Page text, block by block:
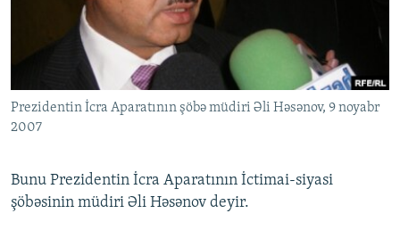
İNFOQRAFIKA
KARIKATURA
AZƏRBAYCAN ƏDƏBIYYATI KITABXANASI
İSLAM VƏ DEMOKRATIYA
İZ - MƏDƏNIYYƏT PROQRAMI
MISSIYAMIZ
PEŞƏ ETIKASI VƏ JURNALISTIKA STANDARTLARIMIZ
MATERIALLARIMIZDAN ISTIFADƏ
AZADLIQRADIOSU MOBIL TELEFONUNUZDA
XƏBƏR BÜLLETENLƏRIMIZ
RFE/RL-in bütün saytları
Prezidentin İcra Aparatının şöbə müdiri Əli Həsənov, 9 noyabr
2007
Bunu Prezidentin İcra Aparatının İctimai-siyasi
şöbəsinin müdiri Əli Həsənov deyir.